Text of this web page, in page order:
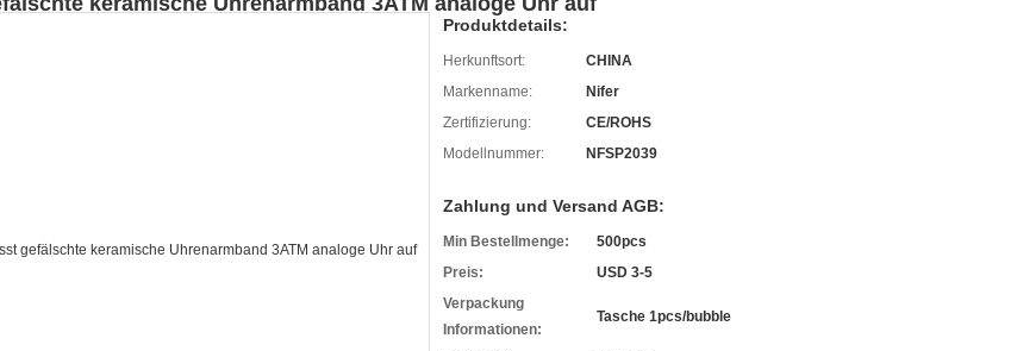
Produktdetails:
Herkunftsort:
CHINA
Markenname:
Nifer
Zertifizierung:
CE/ROHS
Modellnummer:
NFSP2039
Zahlung und Versand AGB:
Min Bestellmenge:
500pcs
Preis:
USD 3-5
Verpackung
Informationen:
Tasche 1pcs/bubble